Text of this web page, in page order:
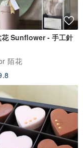
花 Sunflower - 手工針
陌花